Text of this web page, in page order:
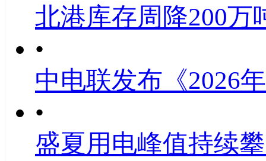
北港库存周降200万
•
中电联发布《2026
•
盛夏用电峰值持续